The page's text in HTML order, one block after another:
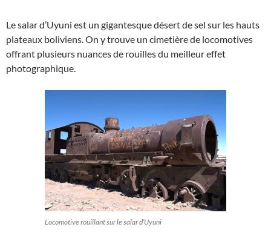
Le salar d’Uyuni est un gigantesque désert de sel sur les hauts
plateaux boliviens. On y trouve un cimetière de locomotives
offrant plusieurs nuances de rouilles du meilleur effet
photographique.
Locomotive rouillant sur le salar d’Uyuni